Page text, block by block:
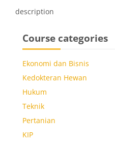
description
Course categories
Ekonomi dan Bisnis
Kedokteran Hewan
Hukum
Teknik
Pertanian
KIP